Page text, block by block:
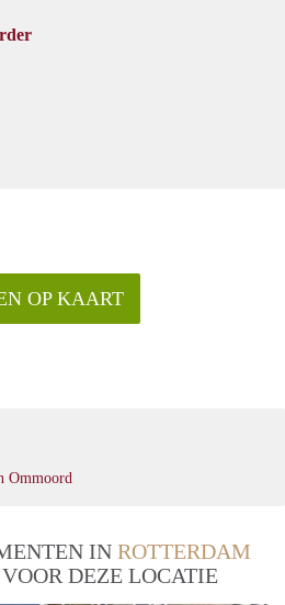
OP KAART
Ommoord
IN ROTTERDAM
DEZE LOCATIE